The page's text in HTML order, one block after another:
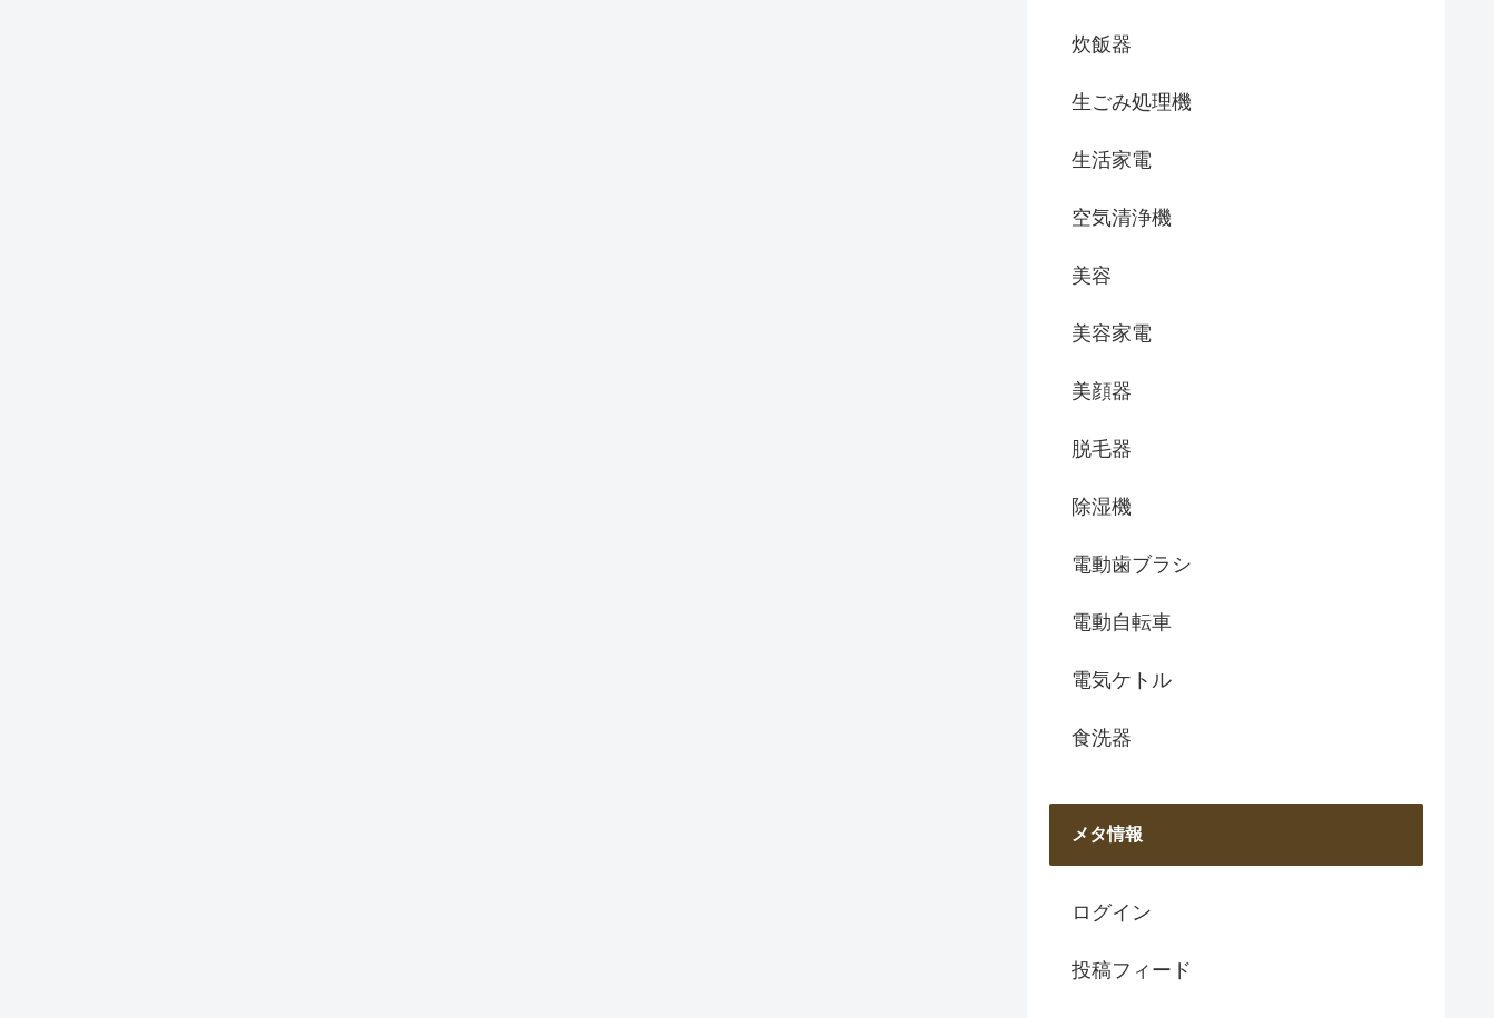
炊飯器
生ごみ処理機
生活家電
空気清浄機
美容
美容家電
美顔器
脱毛器
除湿機
電動歯ブラシ
電動自転車
電気ケトル
食洗器
メタ情報
ログイン
投稿フィード